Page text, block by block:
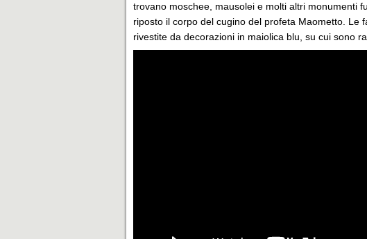
trovano moschee, mausolei e molti altri monumenti
riposto il corpo del cugino del profeta Maometto. Le
rivestite da decorazioni in maiolica blu, su cui sono